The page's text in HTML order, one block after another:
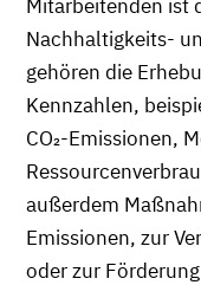
Mitarbeitenden ist
Nachhaltigkeits-
gehören die
Kennzahlen,
CO₂-Emissionen,
außerdem
Emissionen, zur
oder zur